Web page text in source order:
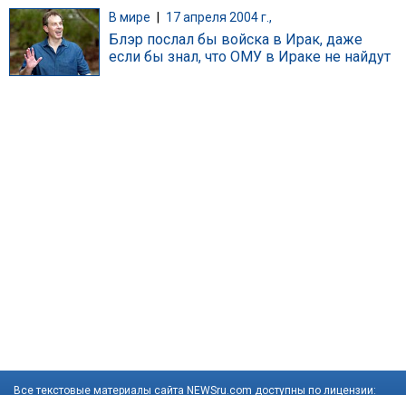
В мире 17 апреля 2004 г.,
Блэр послал бы войска в Ирак, даже
если бы знал, что ОМУ в Ираке не найдут
Все текстовые материалы сайта NEWSru.com доступны по лицензии: